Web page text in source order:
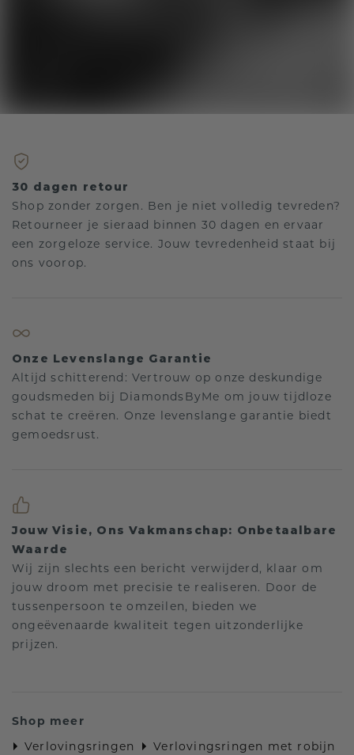
30 dagen retour
Shop zonder zorgen. Ben je niet volledig tevreden?
Retourneer je sieraad binnen 30 dagen en ervaar
een zorgeloze service. Jouw tevredenheid staat bij
ons voorop.
Onze Levenslange Garantie
Altijd schitterend: Vertrouw op onze deskundige
goudsmeden bij DiamondsByMe om jouw tijdloze
schat te creëren. Onze levenslange garantie biedt
gemoedsrust.
Jouw Visie, Ons Vakmanschap: Onbetaalbare
Waarde
Wij zijn slechts een bericht verwijderd, klaar om
jouw droom met precisie te realiseren. Door de
tussenpersoon te omzeilen, bieden we
ongeëvenaarde kwaliteit tegen uitzonderlijke
prijzen.
Shop meer
Verlovingsringen
Verlovingsringen met robijn